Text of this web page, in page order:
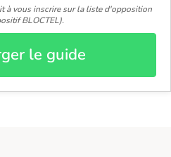
à vous inscrire sur la liste d'opposition
BLOCTEL).
le guide